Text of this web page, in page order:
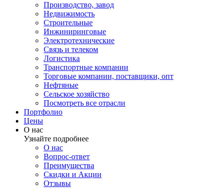
Производство, завод
Недвижимость
Строительные
Инжиниринговые
Электротехнические
Связь и телеком
Логистика
Транспортные компании
Торговые компании, поставщики, опт
Нефтяные
Сельское хозяйство
Посмотреть все отрасли
Портфолио
Цены
О нас
Узнайте подробнее
О нас
Вопрос-ответ
Преимущества
Скидки и Акции
Отзывы